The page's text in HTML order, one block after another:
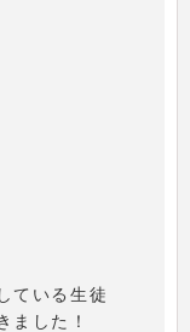
ている生徒
ました！